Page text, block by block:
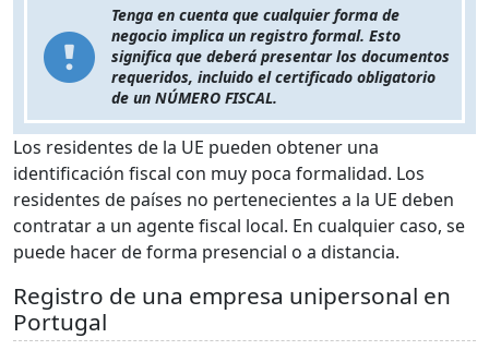
Tenga en cuenta que cualquier forma de
negocio implica un registro formal. Esto
significa que deberá presentar los documentos
requeridos, incluido el certificado obligatorio
de un NÚMERO FISCAL.
Los residentes de la UE pueden obtener una
identificación fiscal con muy poca formalidad. Los
residentes de países no pertenecientes a la UE deben
contratar a un agente fiscal local. En cualquier caso, se
puede hacer de forma presencial o a distancia.
Registro de una empresa unipersonal en
Portugal